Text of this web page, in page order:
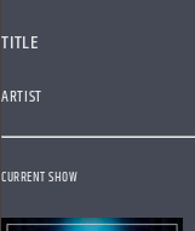
TITLE
ARTIST
CURRENT SHOW